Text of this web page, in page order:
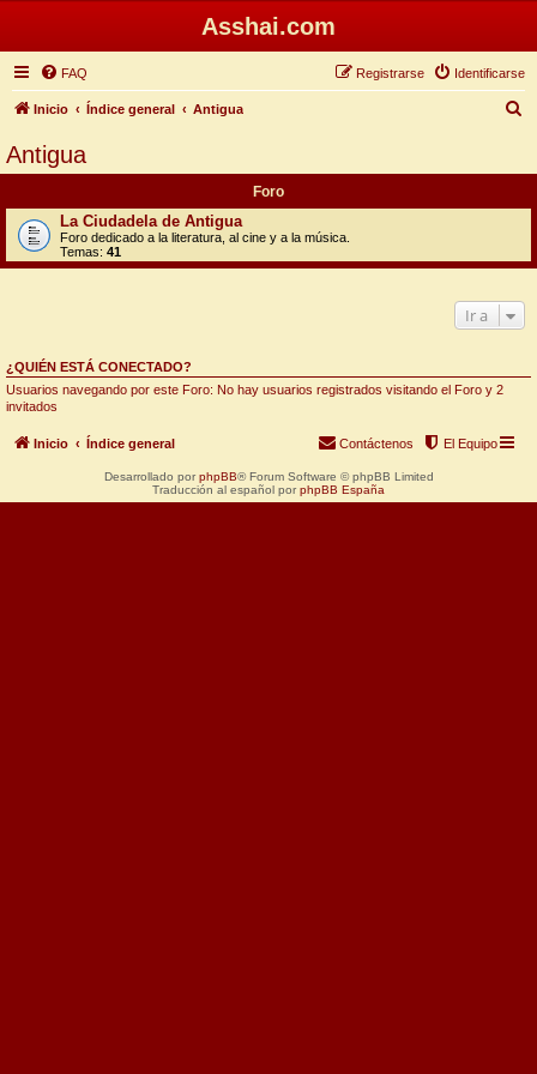
Asshai.com
FAQ Identificarse
Registrarse
Inicio Índice general Antigua
Antigua
Foro
La Ciudadela de Antigua
Foro dedicado a la literatura, al cine y a la música.
Temas: 41
Ir a
¿QUIÉN ESTÁ CONECTADO?
Usuarios navegando por este Foro: No hay usuarios registrados visitando el Foro y 2
invitados
Inicio Índice general El Equipo
Contáctenos
Desarrollado por phpBB® Forum Software © phpBB Limited
Traducción al español por phpBB España